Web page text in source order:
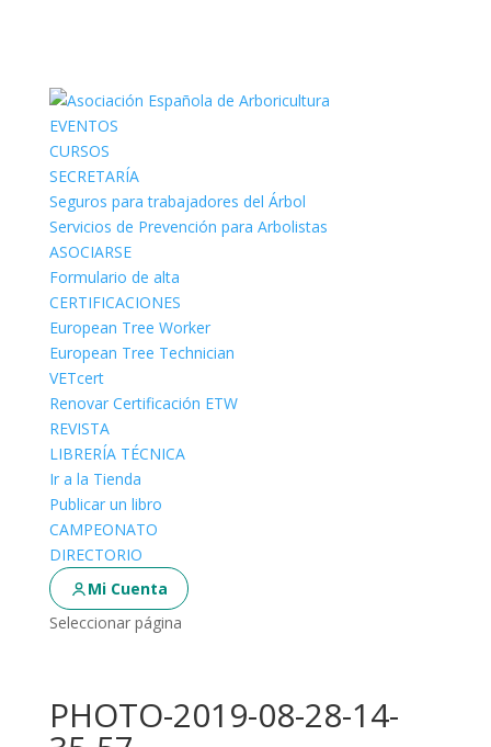
EVENTOS
CURSOS
SECRETARÍA
Seguros para trabajadores del Árbol
Servicios de Prevención para Arbolistas
ASOCIARSE
Formulario de alta
CERTIFICACIONES
European Tree Worker
European Tree Technician
VETcert
Renovar Certificación ETW
REVISTA
LIBRERÍA TÉCNICA
Ir a la Tienda
Publicar un libro
CAMPEONATO
DIRECTORIO
Mi Cuenta
Seleccionar página
PHOTO-2019-08-28-14-